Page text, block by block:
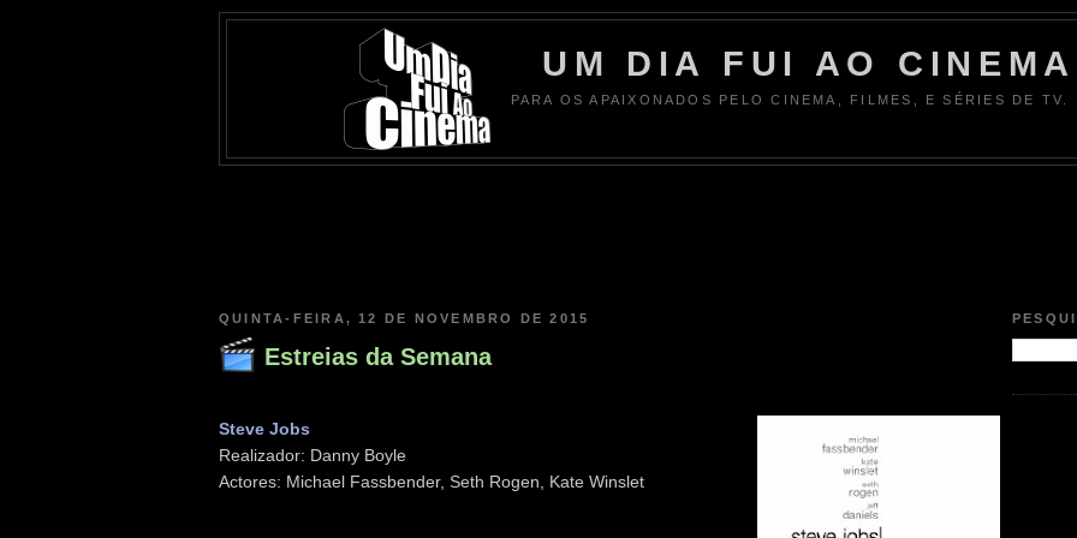
UM DIA FUI AO CINEMA
PARA OS APAIXONADOS PELO CINEMA, FILMES, E SÉRIES DE TV.
QUINTA-FEIRA, 12 DE NOVEMBRO DE 2015
Estreias da Semana
Steve Jobs
Realizador: Danny Boyle
Actores: Michael Fassbender, Seth Rogen, Kate Winslet